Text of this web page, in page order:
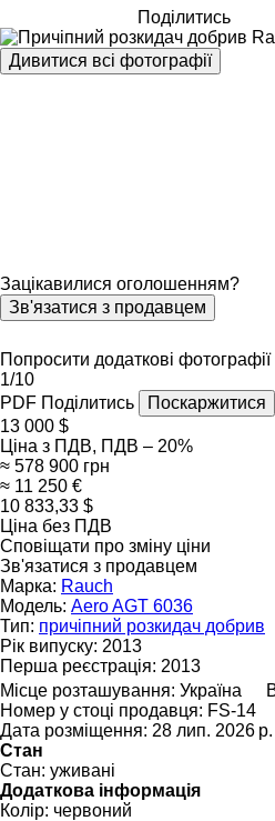
Поділитись
Дивитися всі фотографії
Зацікавилися оголошенням?
Зв'язатися з продавцем
Попросити додаткові фотографії
1/10
PDF Поділитись Поскаржитися
13 000 $
Ціна з ПДВ, ПДВ – 20%
≈ 578 900 грн
≈ 11 250 €
10 833,33 $
Ціна без ПДВ
Сповіщати про зміну ціни
Зв'язатися з продавцем
Марка: Rauch
Модель: Aero AGT 6036
Тип: причіпний розкидач добрив
Рік випуску: 2013
Перша реєстрація: 2013
Місце розташування: Україна
Номер у стоці продавця: FS-14
Дата розміщення: 28 лип. 2026 р.
Стан
Стан: уживані
Додаткова інформація
Колір: червоний